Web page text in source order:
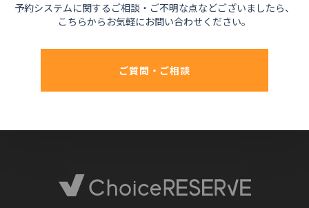
予約システムに関するご相談・ご不明な点などございましたら、
こちらからお気軽にお問い合わせください。
ご質問・ご相談